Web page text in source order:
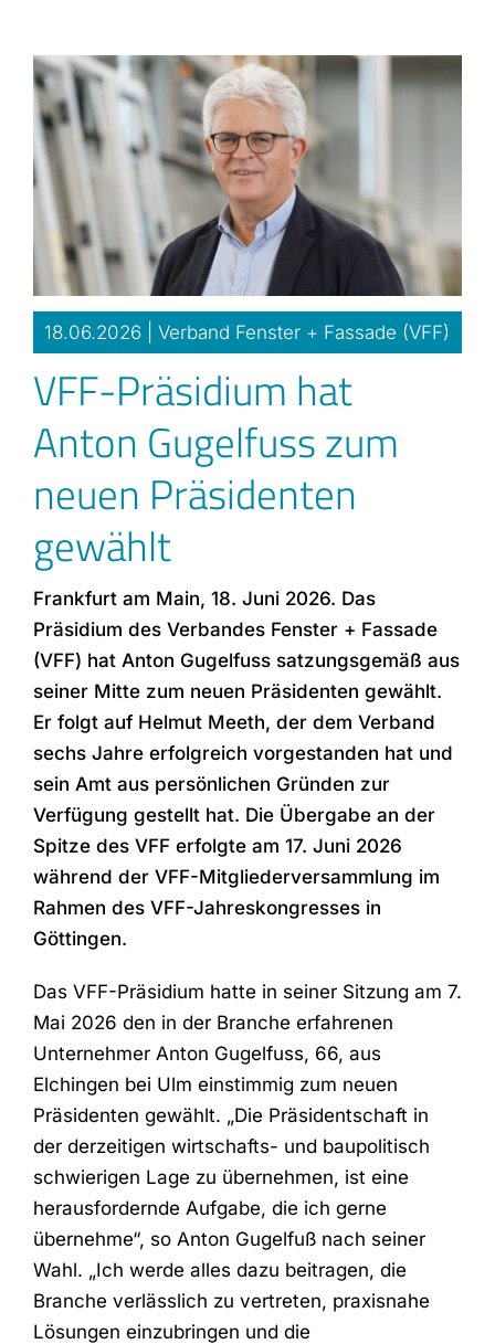
springen
18.06.2026 | Verband Fenster + Fassade (VFF)
VFF-Präsidium hat
Anton Gugelfuss zum
neuen Präsidenten
gewählt
Frankfurt am Main, 18. Juni 2026. Das
Präsidium des Verbandes Fenster + Fassade
(VFF) hat Anton Gugelfuss satzungsgemäß aus
seiner Mitte zum neuen Präsidenten gewählt.
Er folgt auf Helmut Meeth, der dem Verband
sechs Jahre erfolgreich vorgestanden hat und
sein Amt aus persönlichen Gründen zur
Verfügung gestellt hat. Die Übergabe an der
Spitze des VFF erfolgte am 17. Juni 2026
während der VFF-Mitgliederversammlung im
Rahmen des VFF-Jahreskongresses in
Göttingen.
Das VFF-Präsidium hatte in seiner Sitzung am 7.
Mai 2026 den in der Branche erfahrenen
Unternehmer Anton Gugelfuss, 66, aus
Elchingen bei Ulm einstimmig zum neuen
Präsidenten gewählt. „Die Präsidentschaft in
der derzeitigen wirtschafts- und baupolitisch
schwierigen Lage zu übernehmen, ist eine
herausfordernde Aufgabe, die ich gerne
übernehme“, so Anton Gugelfuß nach seiner
Wahl. „Ich werde alles dazu beitragen, die
Branche verlässlich zu vertreten, praxisnahe
Lösungen einzubringen und die